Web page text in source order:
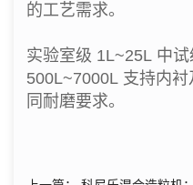
的工艺需求。
实验室级 1L~25L 中
500L~7000L 支持内
同耐磨要求。